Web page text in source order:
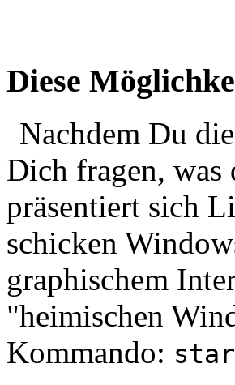
Diese
Nachdem Du
Dich fragen, was
präsentiert sich
schicken
graphischem
"heimischen
Kommando: